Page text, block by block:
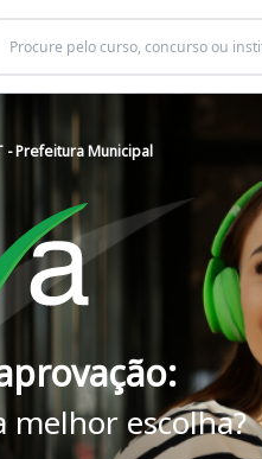
- Prefeitura Municipal
melhor escolha?